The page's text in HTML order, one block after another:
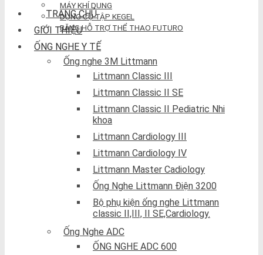
MÁY KHÍ DUNG
DỤNG CỤ TẬP KEGEL
BĂNG HỖ TRỢ THỂ THAO FUTURO
TRANG CHỦ
GIỚI THIỆU
ỐNG NGHE Y TẾ
Ống nghe 3M Littmann
Littmann Classic III
Littmann Classic II SE
Littmann Classic II Pediatric Nhi
khoa
Littmann Cardiology III
Littmann Cardiology IV
Littmann Master Cadiology
Ống Nghe Littmann Điện 3200
Bộ phụ kiện ống nghe Littmann
classic II,III, II SE,Cardiology.
Ống Nghe ADC
ỐNG NGHE ADC 600